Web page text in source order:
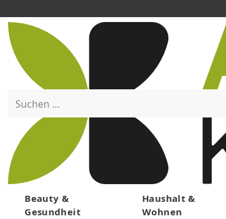
Menü
Suchen ...
Beauty &
Gesundheit
Haushalt &
Wohnen